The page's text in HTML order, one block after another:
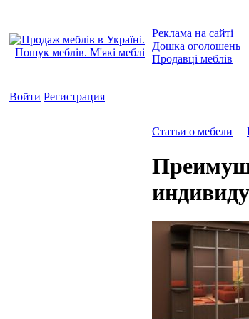
Реклама на сайті
Дошка оголошень
Продавці меблів
Войти Регистрация
Статьи о мебели